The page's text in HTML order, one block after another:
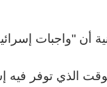
أن "واجبات
الذي توفر فيه